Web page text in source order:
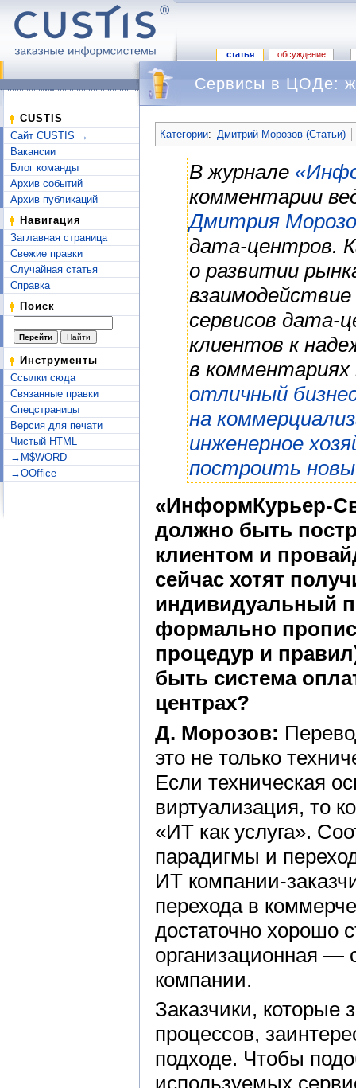
статья обсуждение
CUSTIS
Сайт CUSTIS →
Вакансии
Блог команды
Архив событий
Архив публикаций
Навигация
Заглавная страница
Свежие правки
Случайная статья
Справка
Поиск
Инструменты
Ссылки сюда
Связанные правки
Спецстраницы
Версия для печати
Чистый HTML
→M$WORD
→OOffice
Сервисы в ЦОДе:
Категории: Дмитрий Морозов (Статьи)
В журнале
комментарии
Дмитрия
дата-центров.
о развитии
сервисов дата-
клиентов к
в
отличный
на
инженерное
построить
«ИнформКурьер-
должно быть
клиентом и
сейчас хотят
индивидуальный
формально
процедур и
быть система
центрах?
Д. Морозов:
это не только
Если техническая
виртуализация, то
«ИТ как услуга».
парадигмы и
ИТ компании-
перехода в
достаточно хорошо
организационная —
компании.
Заказчики, которые
процессов,
подходе. Чтобы